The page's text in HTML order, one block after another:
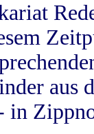
aus
in